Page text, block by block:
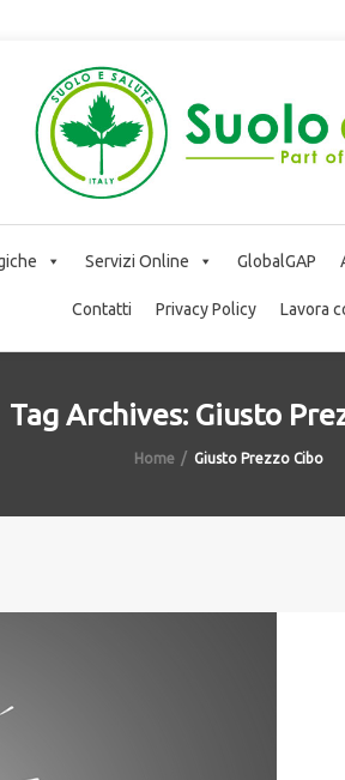
Servizi Online GlobalGAP
Contatti Privacy Policy Lavora
Tag Archives: Giusto
Home Giusto Prezzo Cibo